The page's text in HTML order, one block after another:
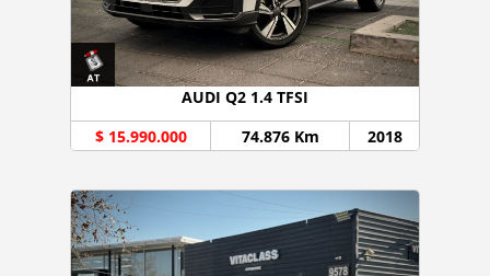
AUDI Q2 1.4 TFSI
$ 15.990.000
74.876 Km 2018